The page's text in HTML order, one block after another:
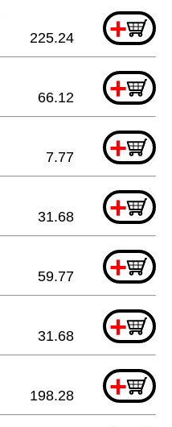
+
225.24
+
66.12
+
7.77
+
31.68
+
59.77
+
31.68
+
198.28